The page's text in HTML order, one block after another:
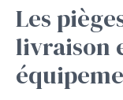
Les
livraison